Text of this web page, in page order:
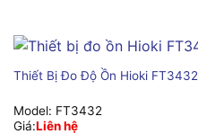
Thiết Bị Đo Độ Ồn Hioki FT3432
Model: FT3432
Giá:Liên hệ